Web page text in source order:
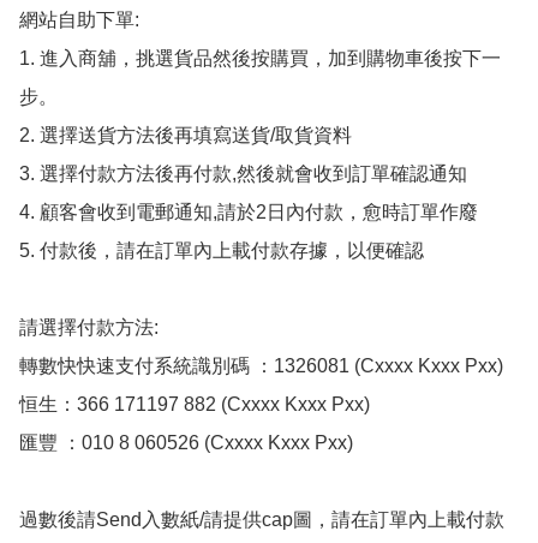
網站自助下單:
1. 進入商舖，挑選貨品然後按購買，加到購物車後按下一
步。
2. 選擇送貨方法後再填寫送貨/取貨資料
3. 選擇付款方法後再付款,然後就會收到訂單確認通知
4. 顧客會收到電郵通知,請於2日內付款，愈時訂單作廢
5. 付款後，請在訂單內上載付款存據，以便確認
請選擇付款方法:
轉數快快速支付系統識別碼 ：1326081 (Cxxxx Kxxx Pxx)
恒生：366 171197 882 (Cxxxx Kxxx Pxx)
匯豐 ：010 8 060526 (Cxxxx Kxxx Pxx)
過數後請Send入數紙/請提供cap圖，請在訂單內上載付款